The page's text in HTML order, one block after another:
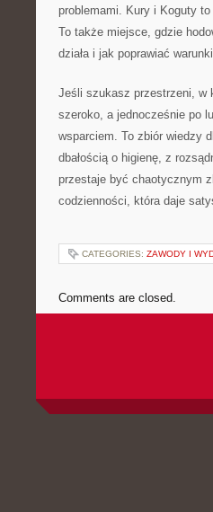
problemami. Kury i Koguty
To także miejsce, gdzie
działa i jak poprawiać
Jeśli szukasz przestrzeni, w
szeroko, a jednocześnie po
wsparciem. To zbiór wiedzy
dbałością o higienę, z
przestaje być chaotycznym
codzienności, która daje
CATEGORIES: ZAWODY I
Comments are closed.